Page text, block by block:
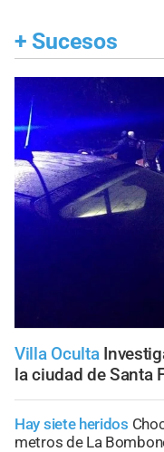
+ Sucesos
Villa Oculta
la ciudad de Santa
Hay siete heridos
metros de La